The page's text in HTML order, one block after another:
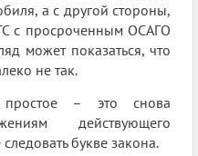
а с другой стороны,
с просроченным ОСАГО
может показаться, что
не так.
простое – это снова
действующего
букве закона.